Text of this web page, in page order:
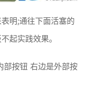
明;通往下面活塞的
起实践效果。
部按钮 右边是外部按